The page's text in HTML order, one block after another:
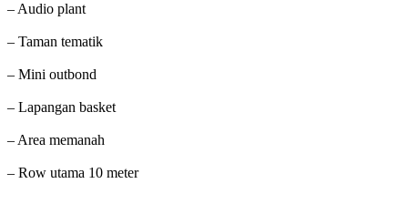
– Audio plant
– Taman tematik
– Mini outbond
– Lapangan basket
– Area memanah
– Row utama 10 meter